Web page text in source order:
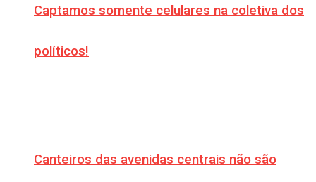
Captamos somente celulares na coletiva dos
políticos!
Canteiros das avenidas centrais não são